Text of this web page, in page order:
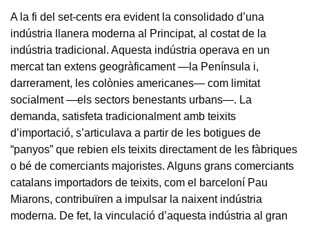
A la fi del set-cents era evident la consolidado d’una
indústria llanera moderna al Principat, al costat de la
indústria tradicional. Aquesta indústria operava en un
mercat tan extens geogràficament —la Península i,
darrerament, les colònies americanes— com limitat
socialment —els sectors benestants urbans—. La
demanda, satisfeta tradicionalment amb teixits
d’importació, s’articulava a partir de les botigues de
“panyos” que rebien els teixits directament de les fàbriques
o bé de comerciants majoristes. Alguns grans comerciants
catalans importadors de teixits, com el barceloní Pau
Miarons, contribuïren a impulsar la naixent indústria
moderna. De fet, la vinculació d’aquesta indústria al gran